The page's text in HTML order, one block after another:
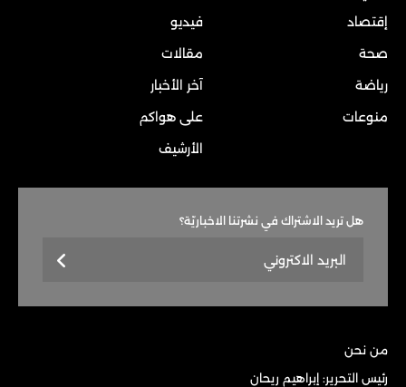
إقتصاد
صحة
رياضة
منوعات
فيديو
مقالات
آخر الأخبار
على هواكم
الأرشيف
هل تريد الاشتراك في نشرتنا الاخباريّة؟
من نحن
رئيس التحرير: إبراهيم ريحان